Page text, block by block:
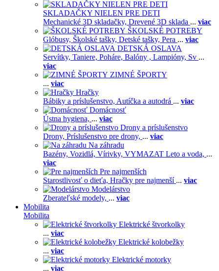
SKLADAČKY NIELEN PRE DETI
Mechanické 3D skladačky, Drevené 3D sklada ... viac
ŠKOLSKÉ POTREBY
Glóbusy, Školské tašky, Detské tašky, Pera ... viac
DETSKÁ OSLAVA
Servítky, Taniere, Poháre, Balóny , Lampióny, Sv ...
viac
ZIMNÉ ŠPORTY
... viac
Hračky
Bábiky a príslušenstvo, Autíčka a autodrá ... viac
Domácnosť
Ústna hygiena, ... viac
Drony a príslušenstvo
Drony, Príslušenstvo pre drony, ... viac
Na záhradu
Bazény, Vozidlá, Vírivky, VYMAZAT Leto a voda, ...
viac
Pre najmenších
Starostlivosť o dieťa, Hračky pre najmenší ... viac
Modelárstvo
Zberateľské modely, ... viac
Mobilita
Mobilita
Elektrické štvorkolky
... viac
Elektrické kolobežky
... viac
Elektrické motorky
... viac